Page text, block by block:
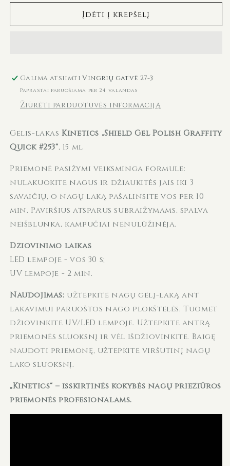
gelinis
lakas
KGP253N,
15
ml
gelinis
nagų
lakas
KGP253N,
15
ml
Įdėti į krepšelį
Galima atsiimtiVingrių gatvė 27-3
Paprastai paruošiama per 24 valandas
Žiūrėti parduotuvės informaciją
Gelis-lakasKinetics „Shield Gel Polish Graffity
Quick #253“, 15 ml
Priemonė pasižymi veiksminga formule:
nulakuokite nagus ir džiaukitės jais iki 3
savaičių, o nagų laką pašalinsite vos per 10
min. Paviršius atsparus subraižymams, spalva
neišblunka, kampučiai nenulūžinėja.
Džiovinimo laikas
LED lempoje - vos 30 s;
UV lempoje - 2 min.
Naudojimas: užtepkite nagų gelį-laką ant
lakavimui paruoštos nago plokštelės. Tuomet
džiovinkite UV/LED lempoje. Užtepkite antrą
priemonės sluoksnį ir vėl išdžiovinkite. Baigę
naudoti priemonę, užtepkite viršutinį nagų
lako sluoksnį.
„Kinetics“ – išskirtinės kokybės nagų priežiūros
priemonės profesionalams.